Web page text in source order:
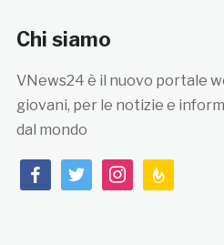
Chi siamo
VNews24 è il nuovo portale
giovani, per le notizie e
dal mondo
facebooktwitterinstagramfeedburner